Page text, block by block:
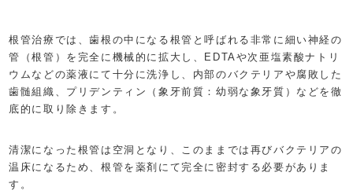
根管治療では、歯根の中になる根管と呼ばれる非常に細い神経の
管（根管）を完全に機械的に拡大し、EDTAや次亜塩素酸ナトリ
ウムなどの薬液にて十分に洗浄し、内部のバクテリアや腐敗した
歯髄組織、プリデンティン（象牙前質：幼弱な象牙質）などを徹
底的に取り除きます。
清潔になった根管は空洞となり、このままでは再びバクテリアの
温床になるため、根管を薬剤にて完全に密封する必要がありま
す。